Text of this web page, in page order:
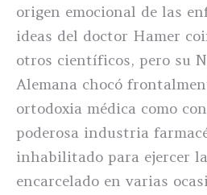
origen emocional de las
ideas del doctor Hamer
otros científicos, pero su
Alemana chocó
ortodoxia médica como
poderosa industria
inhabilitado para ejercer
encarcelado en varias